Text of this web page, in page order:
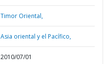
Timor Oriental,
Asia oriental y el Pacífico,
2010/07/01